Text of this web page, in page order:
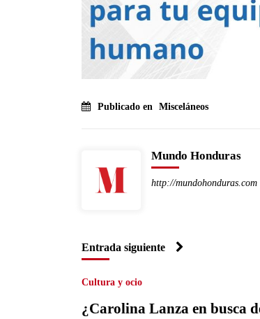
Publicado en Misceláneos
Mundo Honduras
http://mundohonduras.com
Entrada siguiente
Cultura y ocio
¿Carolina Lanza en busca